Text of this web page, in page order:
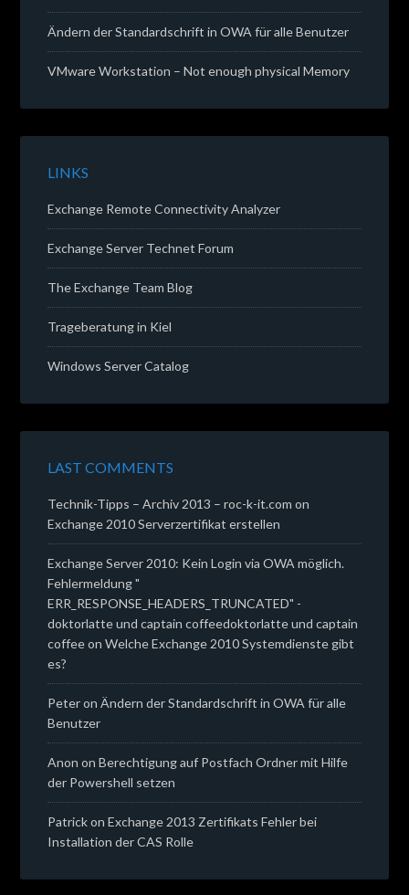
Ändern der Standardschrift in OWA für alle Benutzer
VMware Workstation – Not enough physical Memory
LINKS
Exchange Remote Connectivity Analyzer
Exchange Server Technet Forum
The Exchange Team Blog
Trageberatung in Kiel
Windows Server Catalog
LAST COMMENTS
Technik-Tipps – Archiv 2013 – roc-k-it.com on
Exchange 2010 Serverzertifikat erstellen
Exchange Server 2010: Kein Login via OWA möglich.
Fehlermeldung "
ERR_RESPONSE_HEADERS_TRUNCATED" -
doktorlatte und captain coffeedoktorlatte und captain
coffeeonWelche Exchange 2010 Systemdienste gibt
es?
PeteronÄndern der Standardschrift in OWA für alle
Benutzer
Anon onBerechtigung auf Postfach Ordner mit Hilfe
der Powershell setzen
PatrickonExchange 2013 Zertifikats Fehler bei
Installation der CAS Rolle